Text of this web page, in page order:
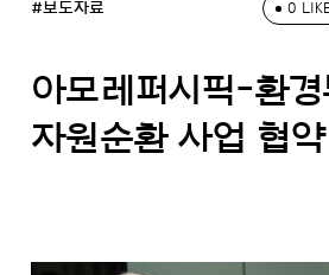
#보도자료 0
아모레퍼시픽-환경
자원순환 사업 협